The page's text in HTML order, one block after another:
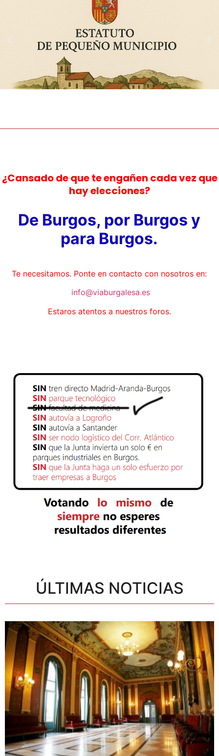
¿Cansado de que te engañen cada vez que
hay elecciones?
De Burgos, por Burgos y
para Burgos.
Te necesitamos. Ponte en contacto con nosotros en:
info@viaburgalesa.es
Estaros atentos a nuestros foros.
ÚLTIMAS NOTICIAS